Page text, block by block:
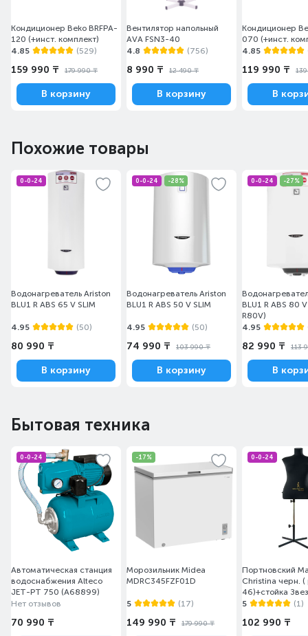
Кондиционер Beko BRFPA-
120 (+инст. комплект)
4.85
(529)
159 990 ₸ 179 990 ₸
В корзину
Вентилятор напольный
AVA FSN3-40
4.8
(756)
8 990 ₸ 12 490 ₸
В корзину
Кондиционер
070 (+инст.
4.85
119 990 ₸
В
Похожие товары
0-0-24
Водонагреватель Ariston
BLU1 R ABS 65 V SLIM
4.95 (50)
80 990 ₸
В корзину
0-0-24 -28%
Водонагреватель Ariston
BLU1 R ABS 50 V SLIM
4.95 (50)
74 990 ₸ 103 990 ₸
В корзину
0-0-24 -27%
BLU1 R ABS 80
R80V)
4.95
82 990 ₸ 113
В
Бытовая техника
0-0-24
Автоматическая станция
водоснабжения Alteco
JET-PT 750 (A68899)
Нет отзывов
70 990 ₸
-17%
Морозильник Midea
MDRC345FZF01D
5 (17)
149 990 ₸ 179 990 ₸
0-0-24
Портновский
Christina черн.
46)+стойка
5
(1)
102 990 ₸